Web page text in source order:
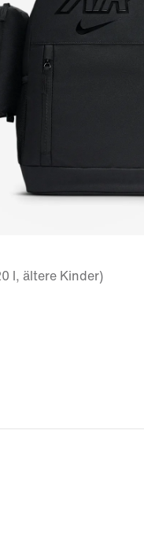
l, ältere Kinder)